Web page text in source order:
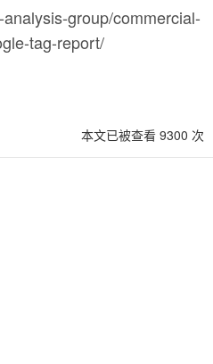
group/commercial-
tag-report/
本文已被查看 9300 次